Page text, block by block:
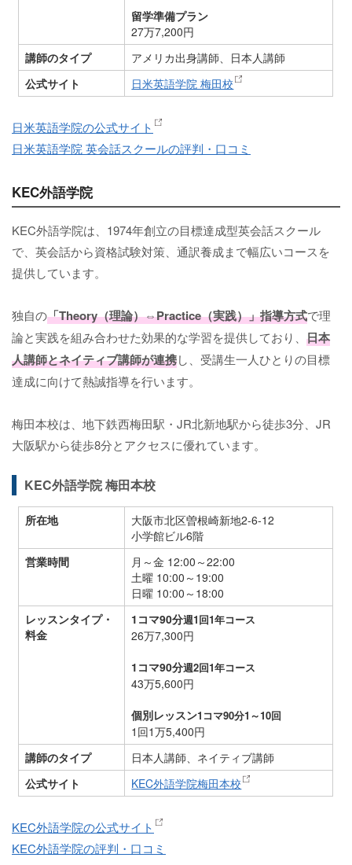
留学準備プラン
27万7,200円
講師のタイプ
アメリカ出身講師、日本人講師
公式サイト
日米英語学院 梅田校
日米英語学院の公式サイト
日米英語学院 英会話スクールの評判・口コミ
KEC外語学院
KEC外語学院は、1974年創立の目標達成型英会話スクール
で、英会話から資格試験対策、通訳養成まで幅広いコースを
提供しています。
独自の「Theory（理論）⇔Practice（実践）」指導方式で理
論と実践を組み合わせた効果的な学習を提供しており、 日本
人講師とネイティブ講師が連携し、受講生一人ひとりの目標
達成に向けて熱誠指導を行います。
梅田本校は、地下鉄西梅田駅・JR北新地駅から徒歩3分、JR
大阪駅から徒歩8分とアクセスに優れています。
KEC外語学院 梅田本校
所在地
大阪市北区曽根崎新地2-6-12
小学館ビル6階
営業時間
月～金 12:00～22:00
土曜 10:00～19:00
日曜 10:00～18:00
レッスンタイプ・
料金
1コマ90分週1回1年コース
26万7,300円
1コマ90分週2回1年コース
43万5,600円
個別レッスン1コマ90分1～10回
1回1万5,400円
講師のタイプ
日本人講師、ネイティブ講師
公式サイト
KEC外語学院梅田本校
KEC外語学院の公式サイト
KEC外語学院の評判・口コミ